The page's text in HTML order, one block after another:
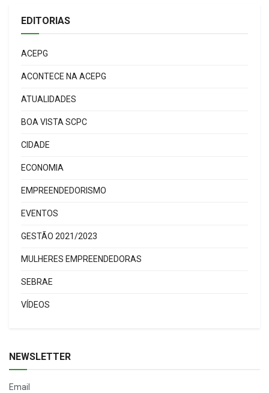
EDITORIAS
ACEPG
ACONTECE NA ACEPG
ATUALIDADES
BOA VISTA SCPC
CIDADE
ECONOMIA
EMPREENDEDORISMO
EVENTOS
GESTÃO 2021/2023
MULHERES EMPREENDEDORAS
SEBRAE
VÍDEOS
NEWSLETTER
Email